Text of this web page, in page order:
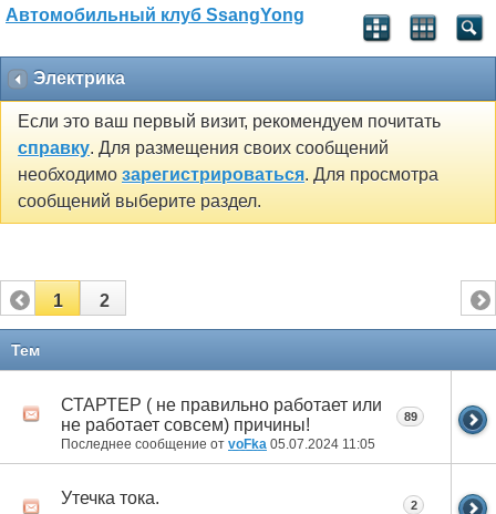
Автомобильный клуб SsangYong
Электрика
Если это ваш первый визит, рекомендуем почитать
справку. Для размещения своих сообщений
необходимо зарегистрироваться. Для просмотра
сообщений выберите раздел.
1 2
Тем
СТАРТЕР ( не правильно работает или
не работает совсем) причины!
Последнее сообщение от voFka 05.07.2024 11:05
89
Утечка тока. 2